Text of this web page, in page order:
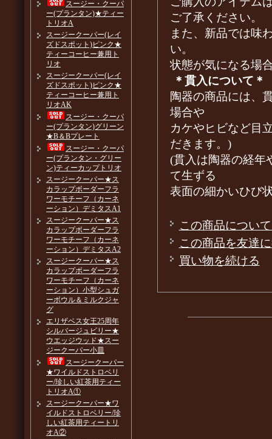
ご了承ください。
また、新品では味
い。
状態が気になる場
＊貫入について＊
陶器の商品には、
場合や
カケやヒビなど目
だきます。)
(貫入は陶器の経年
て生ずる
表面の細かいひび
この商品につい
この商品を友達
買い物を続ける
スージー・クーパ
ー(プランタン)★ティー
トリオA
スージークーパー(レイ
ズドスポット)ピンク★
ティーコーヒー兼用ト
リオ
スージークーパー(レイ
ズドスポット)ピンク★
ティーコーヒー兼用ト
リオAK
スージー・クーパ
ー(プランタン)グリーン
★B＆Bプレート
スージー・クーパ
ー(プランタン・グリー
ン)ティーカップトリオ
スージークーパー★ス
カラップボーダーフラ
ワーモチーフ（カーネ
ーション）デミタスA1
スージークーパー★ス
カラップボーダーフラ
ワーモチーフ（カーネ
ーション）デミタスA2
スージークーパー★ス
カラップボーダーフラ
ワーモチーフ（カーネ
ーション）小型シュガ
ーボウル＆ミルクジャ
グ
エリザベス女王25周年
シルバージュビリー★
ウエッジウッド★スー
ジークーパー小皿
スージークーパー
★ワイルドストロベリ
ー/珍しい紅茶用ティー
トリオA①
スージークーパー★ワ
イルドストロベリー/珍
しい紅茶用ティートリ
オA②